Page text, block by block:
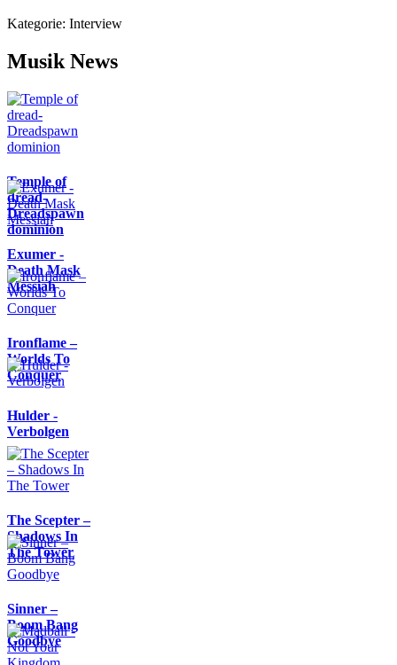
Kategorie: Interview
Musik News
Temple of
dread-
Dreadspawn
dominion
Exumer -
Death Mask
Messiah
Ironflame –
Worlds To
Conquer
Hulder -
Verbolgen
The Scepter –
Shadows In
The Tower
Sinner –
Boom Bang
Goodbye